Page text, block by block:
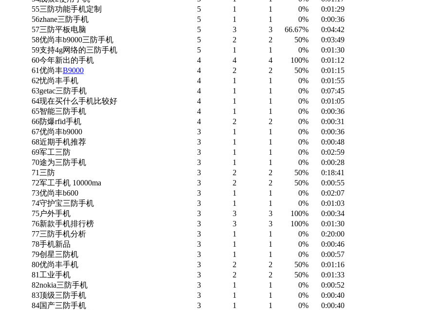
55三防功能手机定制 5 1 1 0%
0:01:29
56zhane三防手机 5 1 1 0%
0:00:36
57三防平板电脑 5 3 3 66.67%
0:04:42
58优尚丰b9000三防手机 5 2 2 50%
0:03:49
59支持4g网络的三防手机 5 1 1 0%
0:01:30
60今年新出的手机 4 4 4 100%
0:01:12
61优尚丰B9000 4 2 2 50%
0:01:15
62忧尚丰手机 4 1 1 0%
0:01:55
63getac三防手机 4 1 1 0%
0:07:45
64现在买什么手机比较好 4 1 1 0%
0:01:05
65智能三防手机 4 1 1 0%
0:00:36
66防爆rfid手机 4 2 2 0%
0:00:31
67优尚丰b9000 3 1 1 0%
0:00:36
68近期手机推荐 3 1 1 0%
0:00:48
69军工三防 3 1 1 0%
0:02:59
70途为三防手机 3 1 1 0%
0:00:28
71 三防 3 2 2 50%
0:18:41
72军工手机 10000ma 3 2 2 50%
0:00:55
73优尚丰b600 3 1 1 0%
0:02:07
74守护宝三防手机 3 1 1 0%
0:01:03
75户外手机 3 3 3 100%
0:00:34
76新款手机排行榜 3 3 3 100%
0:01:30
77三防手机分析 3 1 1 0%
0:20:00
78手机新品 3 1 1 0%
0:00:46
79创星三防机 3 1 1 0%
0:00:57
80优尚丰手机 3 2 2 50%
0:01:16
81 工业手机 3 2 2 50%
0:01:33
82nokia三防手机 3 1 1 0%
0:00:52
83顶级三防手机 3 1 1 0%
0:00:40
84国产三防手机 3 1 1 0%
0:00:40